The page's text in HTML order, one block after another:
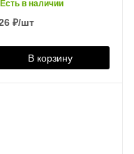
лестнице НАПРАВО
610020
Есть в наличии
₽/шт
В корзину